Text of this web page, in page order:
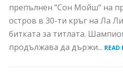
препълнен “Сон Мойш“ на
остров в 30-ти кръг на Ла
битката за титлата.
продължава да държи... READ